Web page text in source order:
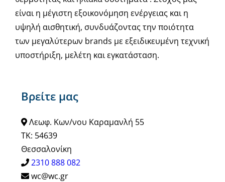
Βρείτε μας
Λεωφ. Κων/νου Καραμανλή 55
ΤΚ: 54639
Θεσσαλονίκη
2310 888 082
wc@wc.gr
είναι η μέγιστη εξοικονόμηση ενέργειας και η
υψηλή αισθητική, συνδυάζοντας την ποιότητα
των μεγαλύτερων brands με εξειδικευμένη τεχνική
υποστήριξη, μελέτη και εγκατάσταση.